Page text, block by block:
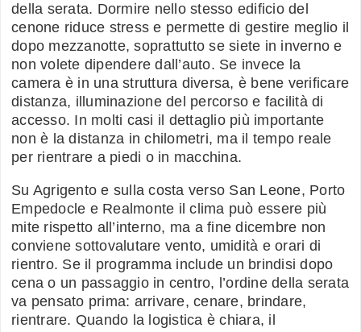
della serata. Dormire nello stesso edificio del
cenone riduce stress e permette di gestire meglio il
dopo mezzanotte, soprattutto se siete in inverno e
non volete dipendere dall’auto. Se invece la
camera è in una struttura diversa, è bene verificare
distanza, illuminazione del percorso e facilità di
accesso. In molti casi il dettaglio più importante
non è la distanza in chilometri, ma il tempo reale
per rientrare a piedi o in macchina.
Su Agrigento e sulla costa verso San Leone, Porto
Empedocle e Realmonte il clima può essere più
mite rispetto all’interno, ma a fine dicembre non
conviene sottovalutare vento, umidità e orari di
rientro. Se il programma include un brindisi dopo
cena o un passaggio in centro, l’ordine della serata
va pensato prima: arrivare, cenare, brindare,
rientrare. Quando la logistica è chiara, il